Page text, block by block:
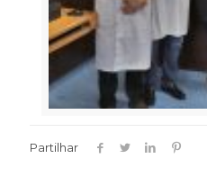
Partilhar